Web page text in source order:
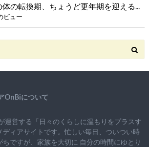
体の転換期、ちょうど更年期を迎える...
ビュー
OnBiについて
運営する「日々のくらしに温もりをプラスす
ディアサイトです。忙しい毎日、ついつい時
ですが、 家族を大切に 自分の時間にゆとり